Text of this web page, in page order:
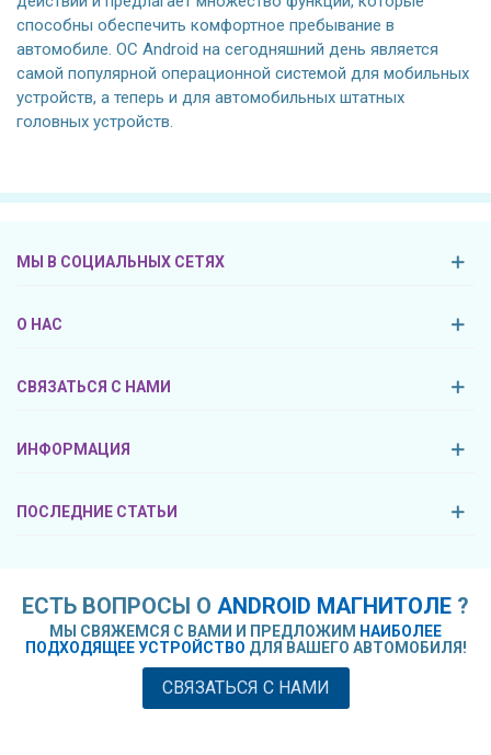
способны обеспечить комфортное пребывание в
автомобиле. ОС Android на сегодняшний день является
самой популярной операционной системой для мобильных
устройств, а теперь и для автомобильных штатных
головных устройств.
МЫ В СОЦИАЛЬНЫХ СЕТЯХ
О НАС
СВЯЗАТЬСЯ С НАМИ
ИНФОРМАЦИЯ
ПОСЛЕДНИЕ СТАТЬИ
ЕСТЬ ВОПРОСЫ О ANDROID МАГНИТОЛЕ ?
МЫ СВЯЖЕМСЯ С ВАМИ И ПРЕДЛОЖИМ НАИБОЛЕЕ
ПОДХОДЯЩЕЕ УСТРОЙСТВО ДЛЯ ВАШЕГО АВТОМОБИЛЯ!
СВЯЗАТЬСЯ С НАМИ